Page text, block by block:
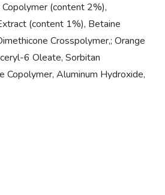
(content 2%),
(content 1%), Betaine
Crosspolymer,; Orange
6 Oleate, Sorbitan
Copolymer, Aluminum Hydroxide,